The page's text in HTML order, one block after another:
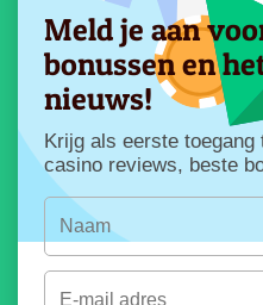
Meld je aan
bonussen en
nieuws!
Krijg als eerste
casino reviews, beste